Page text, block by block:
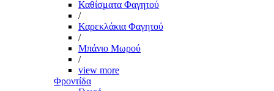
Καθίσματα Φαγητού
/
Καρεκλάκια Φαγητού
/
Μπάνιο Μωρού
/
view more
Φροντίδα